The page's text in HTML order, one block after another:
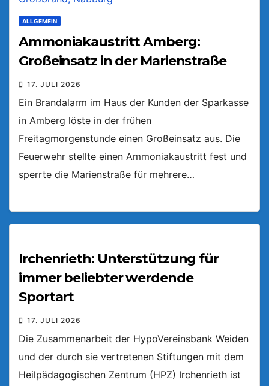
ALLGEMEIN
Ammoniakaustritt Amberg:
Großeinsatz in der Marienstraße
17. JULI 2026
Ein Brandalarm im Haus der Kunden der Sparkasse
in Amberg löste in der frühen
Freitagmorgenstunde einen Großeinsatz aus. Die
Feuerwehr stellte einen Ammoniakaustritt fest und
sperrte die Marienstraße für mehrere…
Irchenrieth: Unterstützung für
immer beliebter werdende
Sportart
17. JULI 2026
Die Zusammenarbeit der HypoVereinsbank Weiden
und der durch sie vertretenen Stiftungen mit dem
Heilpädagogischen Zentrum (HPZ) Irchenrieth ist